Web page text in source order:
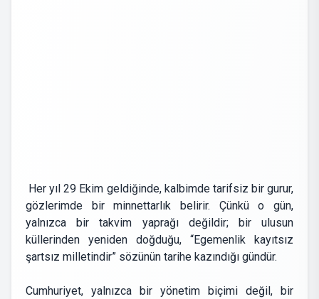
Her yıl 29 Ekim geldiğinde, kalbimde tarifsiz bir gurur,
gözlerimde bir minnettarlık belirir. Çünkü o gün,
yalnızca bir takvim yaprağı değildir; bir ulusun
küllerinden yeniden doğduğu, “Egemenlik kayıtsız
şartsız milletindir” sözünün tarihe kazındığı gündür.
Cumhuriyet, yalnızca bir yönetim biçimi değil, bir